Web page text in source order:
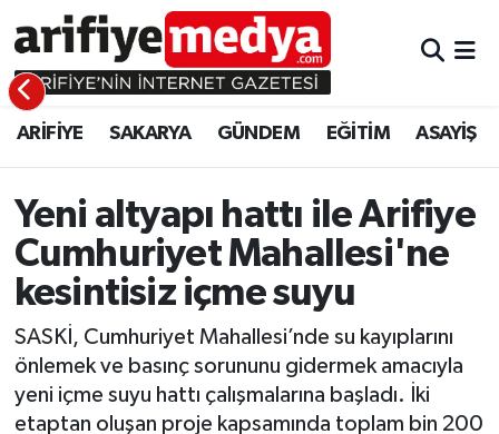
ARİFİYE SAKARYA GÜNDEM EĞİTİM ASAYİŞ
Yeni altyapı hattı ile Arifiye
Cumhuriyet Mahallesi'ne
kesintisiz içme suyu
SASKİ, Cumhuriyet Mahallesi’nde su kayıplarını
önlemek ve basınç sorununu gidermek amacıyla
yeni içme suyu hattı çalışmalarına başladı. İki
etaptan oluşan proje kapsamında toplam bin 200
ARİFİYE
SAKARYA
GÜNDEM
EĞİTİM
ASAYİŞ
EKONOMİ
ARİFİYE
GÜNDEM
EĞİTİM
EKONOMİ
ASAYİŞ
Sakarya Hava Durumu
Sakarya Namaz Vakitleri
Sakarya Trafik Yoğunluk Haritası
Süper Lig Puan Durumu ve Fikstür
Tüm Manşetler
Son Dakika Haberleri
Haber Arşivi